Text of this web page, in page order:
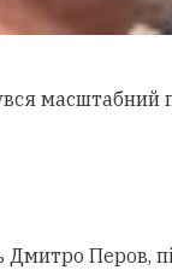
масштабний
Перов,